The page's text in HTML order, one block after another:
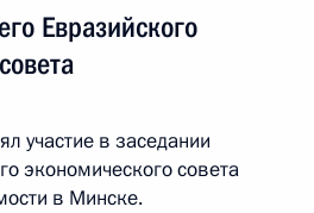
Евразийского
участие в заседании
экономического совета
в Минске.